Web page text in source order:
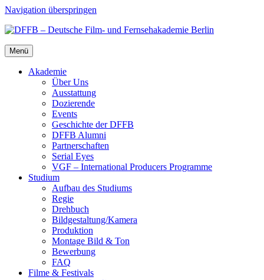
Navigation überspringen
Menü
Aka­de­mie
Über Uns
Aus­stat­tung
Dozie­ren­de
Events
Geschich­te der DFFB
DFFB Alum­ni
Part­ner­schaf­ten
Seri­al Eyes
VGF – Inter­na­tio­nal Pro­du­cers Pro­gram­me
Stu­di­um
Auf­bau des Stu­di­ums
Regie
Dreh­buch
Bildgestaltung/​​Kamera
Pro­duk­ti­on
Mon­ta­ge Bild & Ton
Bewer­bung
FAQ
Fil­me & Fes­ti­vals